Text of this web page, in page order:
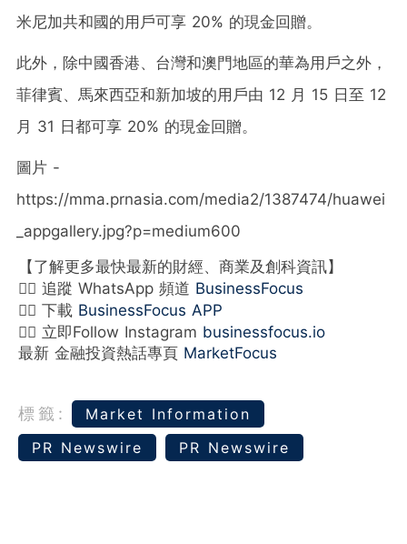
米尼加共和國的用戶可享 20% 的現金回贈。
此外，除中國香港、台灣和澳門地區的華為用戶之外，
菲律賓、馬來西亞和新加坡的用戶由 12 月 15 日至 12
月 31 日都可享 20% 的現金回贈。
圖片 -
https://mma.prnasia.com/media2/1387474/huawei
_appgallery.jpg?p=medium600
【了解更多最快最新的財經、商業及創科資訊】
👉🏻 追蹤 WhatsApp 頻道 BusinessFocus
👉🏻 下載 BusinessFocus APP
👉🏻 立即Follow Instagram businessfocus.io
最新 金融投資熱話專頁 MarketFocus
標籤:
Market Information
PR Newswire
PR Newswire